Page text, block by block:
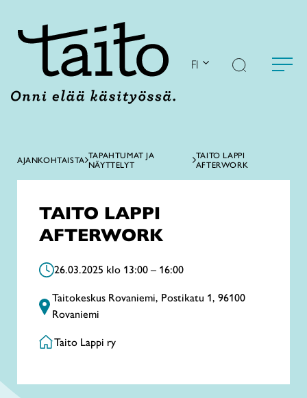
FI
AJANKOHTAISTA TAPAHTUMAT JA
NÄYTTELYT
TAITO LAPPI
AFTERWORK
TAITO LAPPI
AFTERWORK
26.03.2025 klo 13:00 – 16:00
Taitokeskus Rovaniemi, Postikatu 1, 96100
Rovaniemi
Taito Lappi ry